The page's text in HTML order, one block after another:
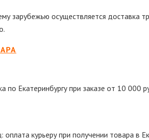
зарубежью осуществляется доставка
по Екатеринбургу при заказе от 10 000
оплата курьеру при получении товара в